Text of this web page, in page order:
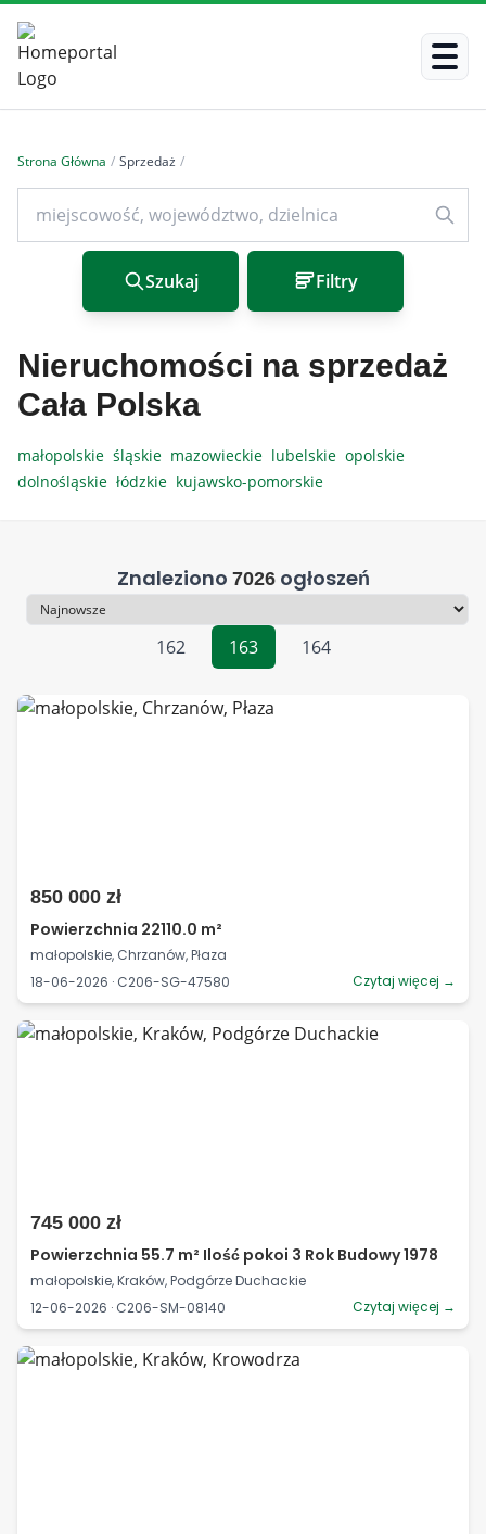
Strona Główna / Sprzedaż /
Szukaj Filtry
Nieruchomości na sprzedaż
Cała Polska
małopolskie śląskie mazowieckie lubelskie opolskie
dolnośląskie łódzkie kujawsko-pomorskie
Znaleziono 7026ogłoszeń
Sortowanie
162
163 164
850 000 zł
Powierzchnia 22110.0 m²
małopolskie, Chrzanów, Płaza
18-06-2026 · C206-SG-47580
Czytaj więcej →
745 000 zł
Powierzchnia 55.7 m² Ilość pokoi 3 Rok Budowy 1978
małopolskie, Kraków, Podgórze Duchackie
12-06-2026 · C206-SM-08140
Czytaj więcej →